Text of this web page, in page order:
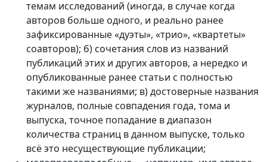
темам исследований (иногда, в случае когда
авторов больше одного, и реально ранее
зафиксированные «дуэты», «трио», «квартеты»
соавторов); б) сочетания слов из названий
публикаций этих и других авторов, а нередко и
опубликованные ранее статьи с полностью
такими же названиями; в) достоверные названия
журналов, полные совпадения года, тома и
выпуска, точное попадание в диапазон
количества страниц в данном выпуске, только
всё это несуществующие публикации;